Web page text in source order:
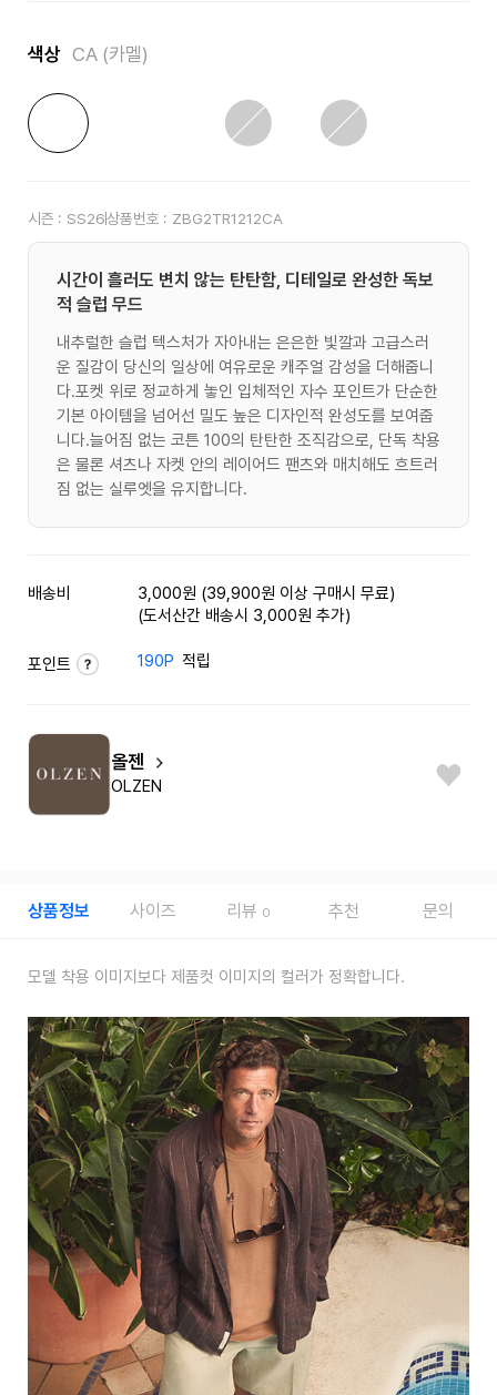
색상 CA (카멜)
시즌 : SS26상품번호 : ZBG2TR1212CA
시간이 흘러도 변치 않는 탄탄함, 디테일로 완성한 독보
적 슬럽 무드
내추럴한 슬럽 텍스처가 자아내는 은은한 빛깔과 고급스러
운 질감이 당신의 일상에 여유로운 캐주얼 감성을 더해줍니
다.포켓 위로 정교하게 놓인 입체적인 자수 포인트가 단순한
기본 아이템을 넘어선 밀도 높은 디자인적 완성도를 보여줍
니다.늘어짐 없는 코튼 100의 탄탄한 조직감으로, 단독 착용
은 물론 셔츠나 자켓 안의 레이어드 팬츠와 매치해도 흐트러
짐 없는 실루엣을 유지합니다.
배송비
3,000원 (39,900원 이상 구매시 무료)
(도서산간 배송시 3,000원 추가)
포인트 190P 적립
올젠
OLZEN
상품정보 사이즈 리뷰 0 추천 문의
모델 착용 이미지보다 제품컷 이미지의 컬러가 정확합니다.